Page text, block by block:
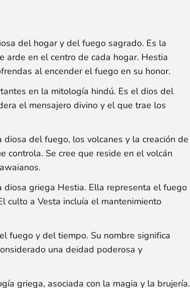
del hogar y del fuego sagrado. Es la
arde en el centro de cada hogar. Hestia
al encender el fuego en su honor.
en la mitología hindú. Es el dios del
el mensajero divino y el que trae los
del fuego, los volcanes y la creación de
controla. Se cree que reside en el volcán
griega Hestia. Ella representa el fuego
culto a Vesta incluía el mantenimiento
fuego y del tiempo. Su nombre significa
una deidad poderosa y
griega, asociada con la magia y la brujería.